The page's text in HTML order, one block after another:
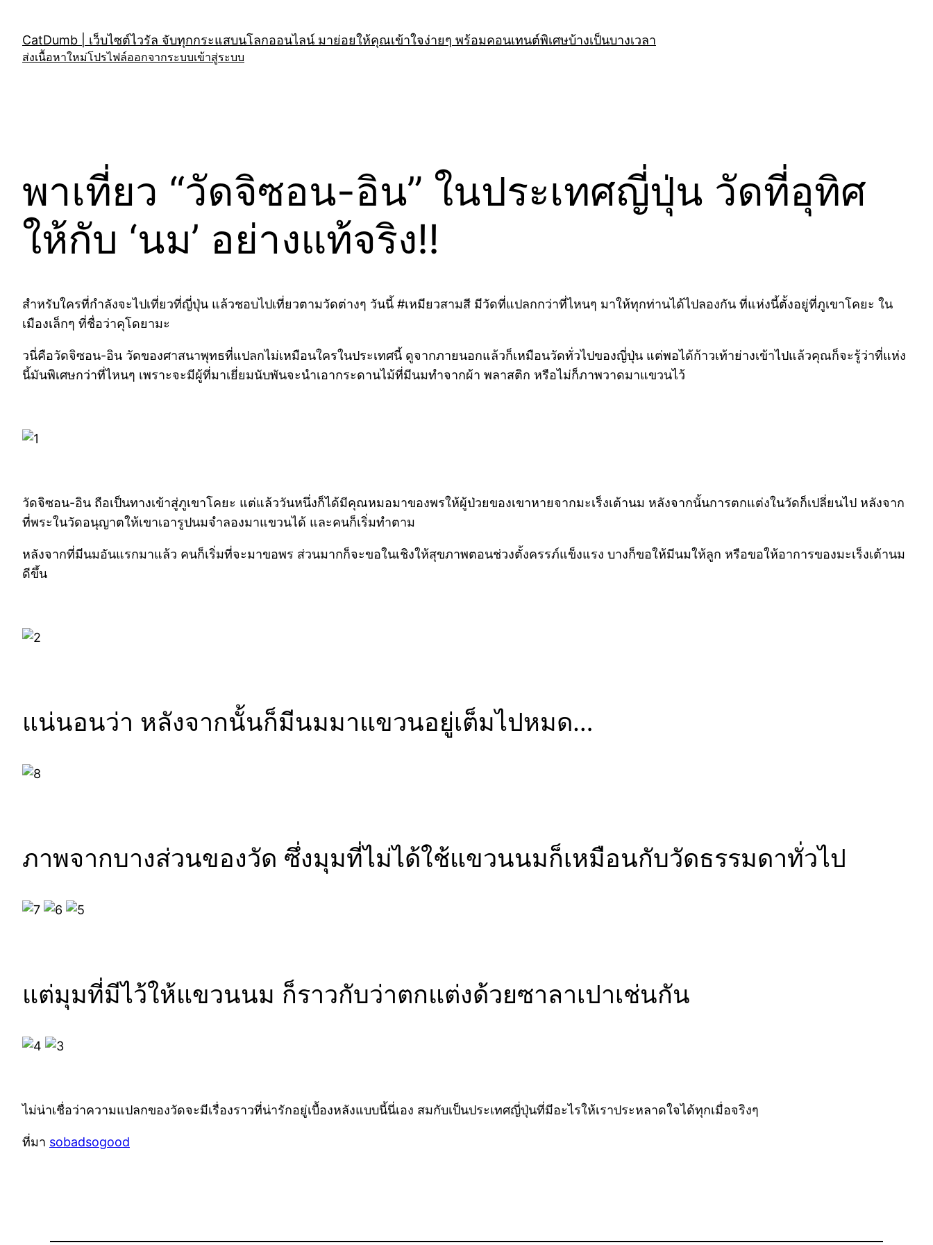
content
CatDumb | เว็บไซต์ไวรัล จับทุกกระแสบนโลกออนไลน์ มาย่อยให้คุณเข้าใจง่ายๆ พร้อมคอนเทนต์พิเศษบ้างเป็นบางเวลา
ส่งเนื้อหาใหม่โปรไฟล์ออกจากระบบเข้าสู่ระบบ
พาเที่ยว “วัดจิซอน-อิน” ในประเทศญี่ปุ่น วัดที่อุทิศ
ให้กับ ‘นม’ อย่างแท้จริง!!
สำหรับใครที่กำลังจะไปเที่ยวที่ญี่ปุ่น แล้วชอบไปเที่ยวตามวัดต่างๆ วันนี้ #เหมียวสามสี มีวัดที่แปลกกว่าที่ไหนๆ มาให้ทุกท่านได้ไปลองกัน ที่แห่งนี้ตั้งอยู่ที่ภูเขาโคยะ ใน
เมืองเล็กๆ ที่ชื่อว่าคุโดยามะ
วนี่คือวัดจิซอน-อิน วัดของศาสนาพุทธที่แปลกไม่เหมือนใครในประเทศนี้ ดูจากภายนอกแล้วก็เหมือนวัดทั่วไปของญี่ปุ่น แต่พอได้ก้าวเท้าย่างเข้าไปแล้วคุณก็จะรู้ว่าที่แห่ง
นี้มันพิเศษกว่าที่ไหนๆ เพราะจะมีผู้ที่มาเยี่ยมนับพันจะนำเอากระดานไม้ที่มีนมทำจากผ้า พลาสติก หรือไม่ก็ภาพวาดมาแขวนไว้
วัดจิซอน-อิน ถือเป็นทางเข้าสู่ภูเขาโคยะ แต่แล้ววันหนึ่งก็ได้มีคุณหมอมาของพรให้ผู้ป่วยของเขาหายจากมะเร็งเต้านม หลังจากนั้นการตกแต่งในวัดก็เปลี่ยนไป หลังจาก
ที่พระในวัดอนุญาตให้เขาเอารูปนมจำลองมาแขวนได้ และคนก็เริ่มทำตาม
หลังจากที่มีนมอันแรกมาแล้ว คนก็เริ่มที่จะมาขอพร ส่วนมากก็จะขอในเชิงให้สุขภาพตอนช่วงตั้งครรภ์แข็งแรง บางก็ขอให้มีนมให้ลูก หรือขอให้อาการของมะเร็งเต้านม
ดีขึ้น
แน่นอนว่า หลังจากนั้นก็มีนมมาแขวนอยู่เต็มไปหมด…
ภาพจากบางส่วนของวัด ซึ่งมุมที่ไม่ได้ใช้แขวนนมก็เหมือนกับวัดธรรมดาทั่วไป
แต่มุมที่มีไว้ให้แขวนนม ก็ราวกับว่าตกแต่งด้วยซาลาเปาเช่นกัน
ไม่น่าเชื่อว่าความแปลกของวัดจะมีเรื่องราวที่น่ารักอยู่เบื้องหลังแบบนี้นี่เอง สมกับเป็นประเทศญี่ปุ่นที่มีอะไรให้เราประหลาดใจได้ทุกเมื่อจริงๆ
ที่มา sobadsogood